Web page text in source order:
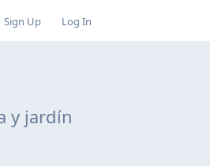
Sign Up Log In
y jardín